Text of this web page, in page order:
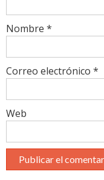
Nombre *
Correo electrónico *
Web